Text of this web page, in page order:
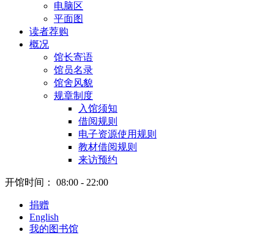
电脑区
平面图
读者荐购
概况
馆长寄语
馆员名录
馆舍风貌
规章制度
入馆须知
借阅规则
电子资源使用规则
教材借阅规则
来访预约
开馆时间： 08:00 - 22:00
捐赠
English
我的图书馆